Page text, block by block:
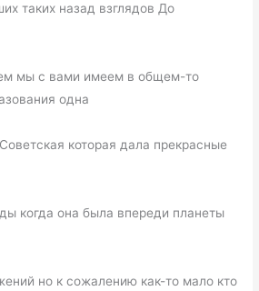
таких назад взглядов До
мы с вами имеем в общем-то
одна
которая дала прекрасные
когда она была впереди планеты
но к сожалению как-то мало кто